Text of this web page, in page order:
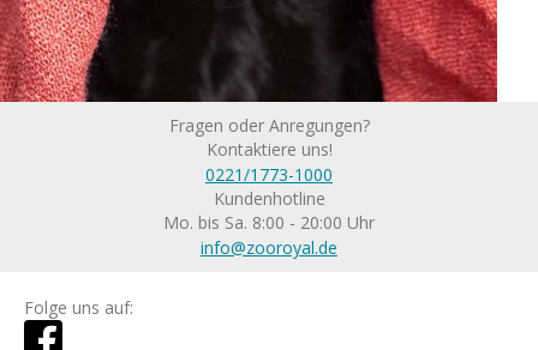
Fragen oder Anregungen?
Kontaktiere uns!
0221/1773-1000
Kundenhotline
Mo. bis Sa. 8:00 - 20:00 Uhr
info@zooroyal.de
Folge uns auf: